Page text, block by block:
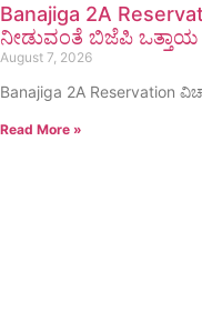
Banajiga 2A
ನೀಡುವಂತೆ ಬಿಜೆಪಿ ಒತ್ತಾಯ
August 7, 2026
Banajiga 2A Reservation
Read More »